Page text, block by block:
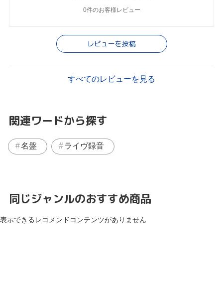
0件のお客様レビュー
レビューを投稿
すべてのレビューを見る
関連ワードから探す
名盤 ライヴ録音
同じジャンルのおすすめ商品
表示できるレコメンドコンテンツがありません